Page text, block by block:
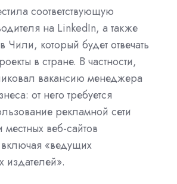
соответствующую
на LinkedIn, а также
Чили, который будет отвечать
в стране. В частности,
вакансию менеджера
от него требуется
рекламной сети
веб-сайтов
«ведущих